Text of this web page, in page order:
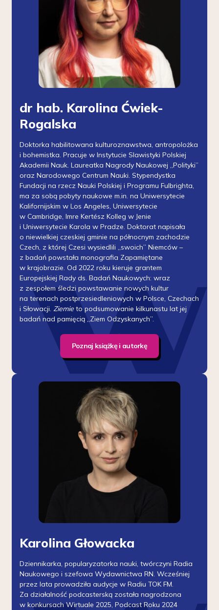
dr hab. Karolina Ćwiek-
Rogalska
Doktorka habilitowana kulturoznawstwa, antropolożka
i bohemistka. Pracuje w Instytucie Slawistyki Polskiej
Akademii Nauk. Laureatka Nagrody Naukowej „Polityki”
oraz Narodowego Centrum Nauki. Stypendystka
Fundacji na rzecz Nauki Polskiej i Programu Fulbrighta,
ma za sobą pobyty naukowe m.in. na Uniwersytecie
Kalifornijskim w Los Angeles, Uniwersytecie
w Cambridge, Imre Kertész Kolleg w Jenie
i Uniwersytecie Karola w Pradze. Doktorat napisała
o niewielkiej czeskiej gminie na północnym zachodzie
Czech, z której Czesi wysiedlili „swoich” Niemców –
z badań powstała monografia Zapamiętane
w krajobrazie. Od 2022 roku kieruje grantem
Europejskiej Rady ds. Badań Naukowych: wraz
z zespołem śledzi powstawanie nowych kultur
na terenach postprzesiedleniowych w Polsce, Czechach
i Słowacji. Ziemie to podsumowanie kilkunastu lat jej
badań nad pamięcią „Ziem Odzyskanych”.
Poznaj książkę i autorkę
Karolina Głowacka
Dziennikarka, popularyzatorka nauki, twórczyni Radia
Naukowego i szefowa Wydawnictwa RN. Wcześniej
przez lata prowadziła audycje w Radiu TOK FM.
Za działalność podcasterską została nagrodzona
w konkursach Wirtuale 2025, Podcast Roku 2024